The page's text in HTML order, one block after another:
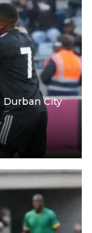
Durban City